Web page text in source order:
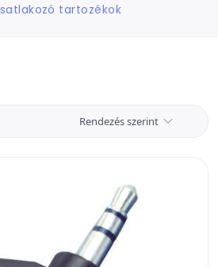
tartozékok
Rendezés szerint